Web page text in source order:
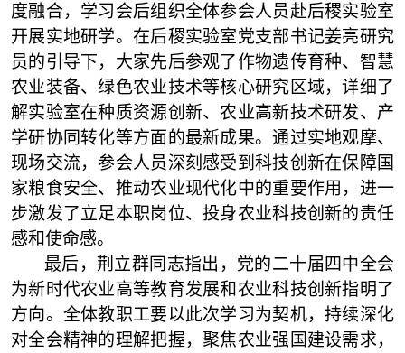
度融合，学习会后组织全体参会人员赴后稷实验室
开展实地研学。在后稷实验室党支部书记姜亮研究
员的引导下，大家先后参观了作物遗传育种、智慧
农业装备、绿色农业技术等核心研究区域，详细了
解实验室在种质资源创新、农业高新技术研发、产
学研协同转化等方面的最新成果。通过实地观摩、
现场交流，参会人员深刻感受到科技创新在保障国
家粮食安全、推动农业现代化中的重要作用，进一
步激发了立足本职岗位、投身农业科技创新的责任
感和使命感。
最后，荆立群同志指出，党的二十届四中全会
为新时代农业高等教育发展和农业科技创新指明了
方向。全体教职工要以此次学习为契机，持续深化
对全会精神的理解把握，聚焦农业强国建设需求，